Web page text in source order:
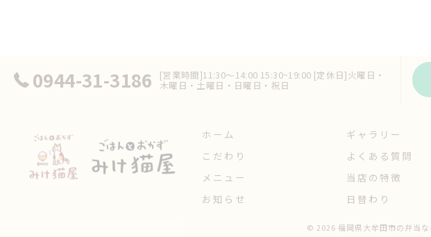
0944-31-3186 [営業時間]11:30～14:00 15:30~19:00 [定休日]火曜日・
木曜日・土曜日・日曜日・祝日
ホーム
こだわり
メニュー
お知らせ
ギャラリー
よくある質問
当店の特徴
日替わり
© 2026 福岡県大牟田市の弁当な